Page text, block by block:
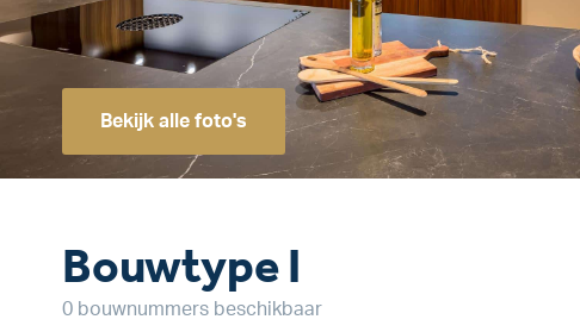
Bekijk alle foto's
Bouwtype I
0 bouwnummers beschikbaar